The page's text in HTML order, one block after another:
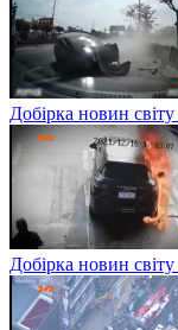
Добірка новин
Добірка новин